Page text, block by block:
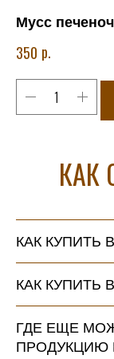
Мусс
350 р.
КАК
КАК КУПИТЬ
КАК КУПИТЬ
ГДЕ ЕЩЕ
ПРОДУКЦИЮ